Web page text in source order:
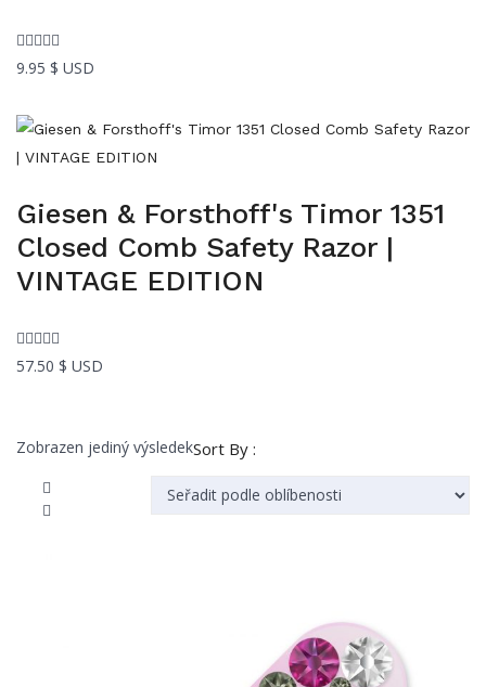
9.95 $ USD
Giesen & Forsthoff's Timor 1351
Closed Comb Safety Razor |
VINTAGE EDITION
57.50 $ USD
Zobrazen jediný výsledekSort By :